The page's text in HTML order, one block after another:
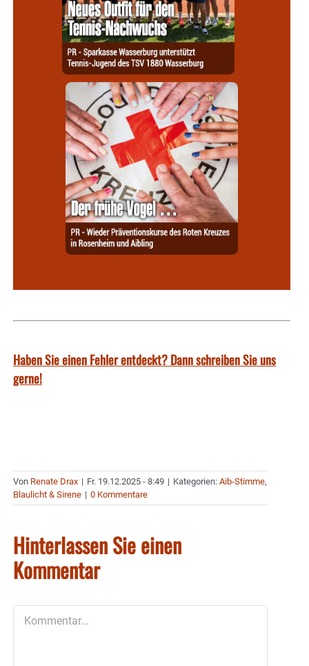
Haben Sie einen Fehler entdeckt? Dann schreiben Sie uns
gerne!
Von Renate Drax | Fr. 19.12.2025 - 8:49 | Kategorien: Aib-Stimme,
Blaulicht & Sirene | 0 Kommentare
Hinterlassen Sie einen
Kommentar